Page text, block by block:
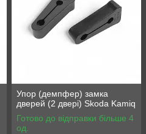
Упор (демпфер) замка
дверей (2 двері) Skoda Kamiq
Готово до відправки більше 4
од.